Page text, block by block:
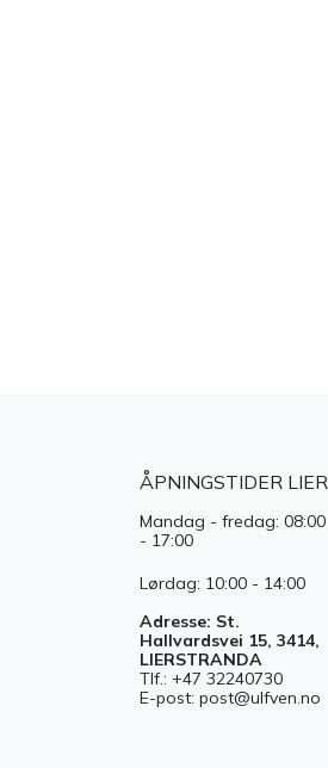
ÅPNINGSTIDER LIER
Mandag - fredag: 08:00
- 17:00
Lørdag: 10:00 - 14:00
Adresse: St.
Hallvardsvei 15, 3414,
LIERSTRANDA
Tlf.: +47 32240730
E-post: post@ulfven.no